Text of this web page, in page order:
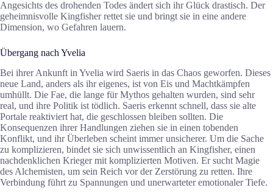
Angesichts des drohenden Todes ändert sich ihr Glück drastisch. Der
geheimnisvolle Kingfisher rettet sie und bringt sie in eine andere
Dimension, wo Gefahren lauern.
Übergang nach Yvelia
Bei ihrer Ankunft in Yvelia wird Saeris in das Chaos geworfen. Dieses
neue Land, anders als ihr eigenes, ist von Eis und Machtkämpfen
umhüllt. Die Fae, die lange für Mythos gehalten wurden, sind sehr
real, und ihre Politik ist tödlich. Saeris erkennt schnell, dass sie alte
Portale reaktiviert hat, die geschlossen bleiben sollten. Die
Konsequenzen ihrer Handlungen ziehen sie in einen tobenden
Konflikt, und ihr Überleben scheint immer unsicherer. Um die Sache
zu komplizieren, bindet sie sich unwissentlich an Kingfisher, einen
nachdenklichen Krieger mit komplizierten Motiven. Er sucht Magie
des Alchemisten, um sein Reich vor der Zerstörung zu retten. Ihre
Verbindung führt zu Spannungen und unerwarteter emotionaler Tiefe.